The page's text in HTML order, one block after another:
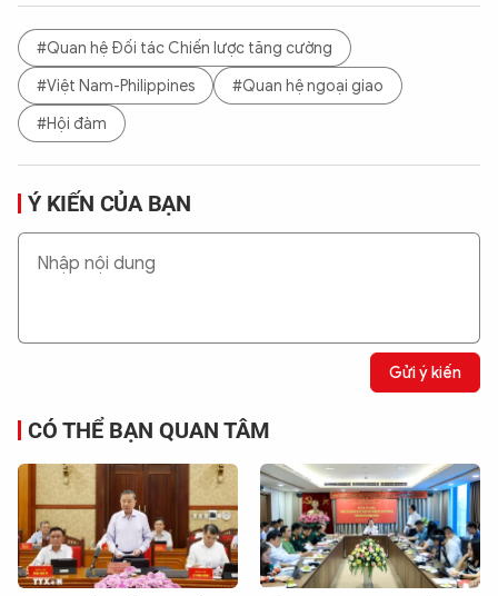
#Quan hệ Đối tác Chiến lược tăng cường
#Việt Nam-Philippines
#Quan hệ ngoại giao
#Hội đàm
Ý KIẾN CỦA BẠN
Gửi ý kiến
CÓ THỂ BẠN QUAN TÂM